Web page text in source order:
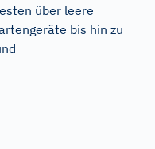
über leere
bis hin zu